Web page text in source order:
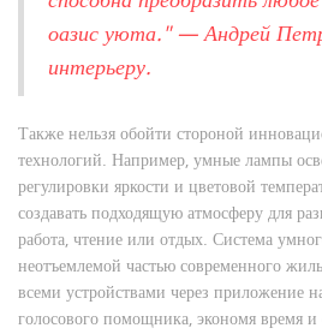
оазис уюта." — Андрей
интерьеру.
Также нельзя обойти стороной
технологий. Например, умные лампы
регулировки яркости и цветовой
создавать подходящую атмосферу для
работа, чтение или отдых. Система
неотъемлемой частью современного
всеми устройствами через приложение
голосового помощника, экономя время и